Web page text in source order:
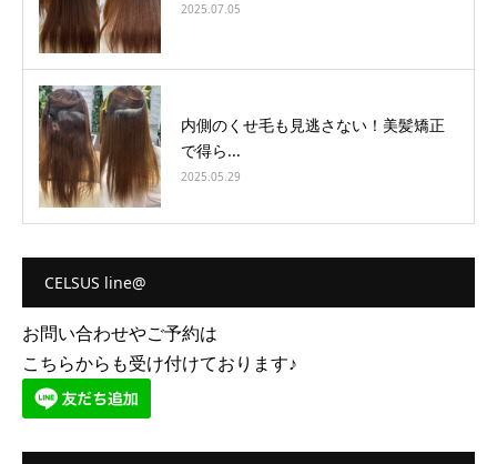
2025.07.05
内側のくせ毛も見逃さない！美髪矯正
で得ら...
2025.05.29
CELSUS line@
お問い合わせやご予約は
こちらからも受け付けております♪